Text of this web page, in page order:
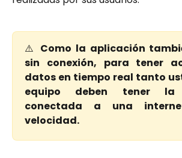
⚠️ Como la aplicación
sin conexión, para tener
datos en tiempo real tanto
equipo deben tener la
conectada a una
velocidad.